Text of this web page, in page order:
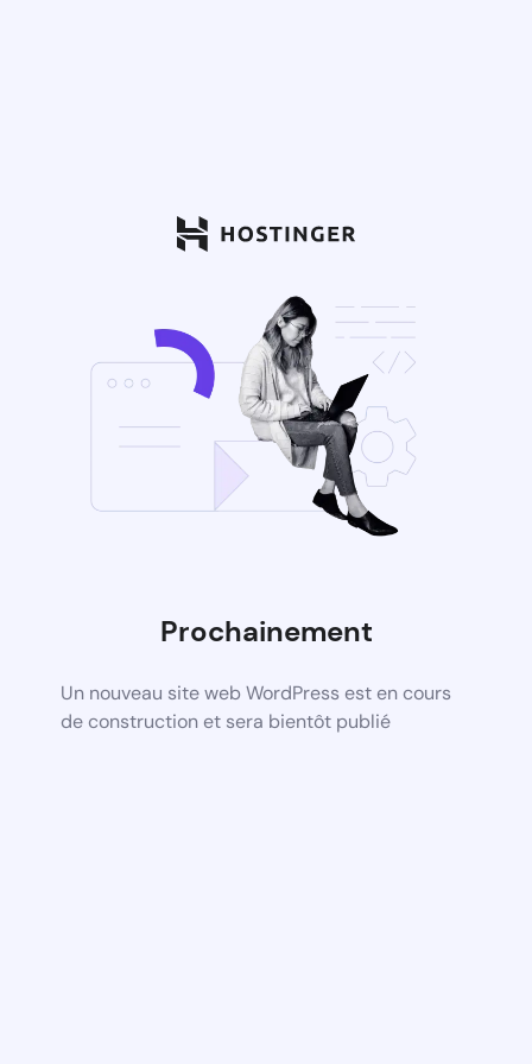
Prochainement
Un nouveau site web WordPress est en cours
de construction et sera bientôt publié